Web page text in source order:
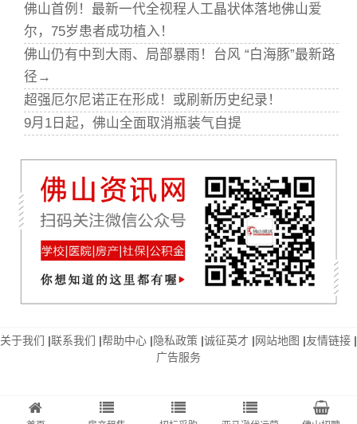
佛山首例！最新一代全视程人工晶状体落地佛山爱
尔，75岁患者成功植入！
佛山仍有中到大雨、局部暴雨！台风 “白海豚”最新路
径→
超强厄尔尼诺正在形成！或刷新历史纪录！
9月1日起，佛山全面取消瓶装气自提
关于我们 |联系我们 |帮助中心 |隐私政策 |诚征英才 |网站地图 |友情链接 |
广告服务